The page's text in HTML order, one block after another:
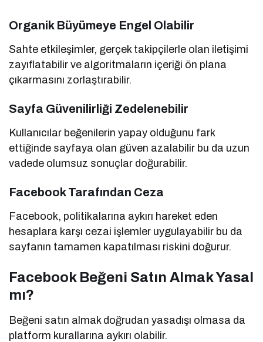
Organik Büyümeye Engel Olabilir
Sahte etkileşimler, gerçek takipçilerle olan iletişimi
zayıflatabilir ve algoritmaların içeriği ön plana
çıkarmasını zorlaştırabilir.
Sayfa Güvenilirliği Zedelenebilir
Kullanıcılar beğenilerin yapay olduğunu fark
ettiğinde sayfaya olan güven azalabilir bu da uzun
vadede olumsuz sonuçlar doğurabilir.
Facebook Tarafından Ceza
Facebook, politikalarına aykırı hareket eden
hesaplara karşı cezai işlemler uygulayabilir bu da
sayfanın tamamen kapatılması riskini doğurur.
Facebook Beğeni Satın Almak Yasal
mı?
Beğeni satın almak doğrudan yasadışı olmasa da
platform kurallarına aykırı olabilir.